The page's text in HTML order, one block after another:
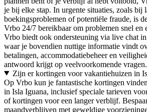
je bij elke stap. In urgente situaties, zoals bij
boekingsproblemen of potentiële fraude, is
Vrbo 24/7 bereikbaar om problemen snel en
Vrbo biedt ook ondersteuning via live chat
waar je bovendien nuttige informatie vindt
betalingen, accommodatiebeheer en
antwoord krijgt op veelvoorkomende vragen.
Zijn er kortingen voor vakantiehuizen in
Op Vrbo kun je fantastische kortingen
in Isla Iguana, inclusief speciale tarieven
of kortingen voor een langer verblijf.
maandverblijven met geweldige